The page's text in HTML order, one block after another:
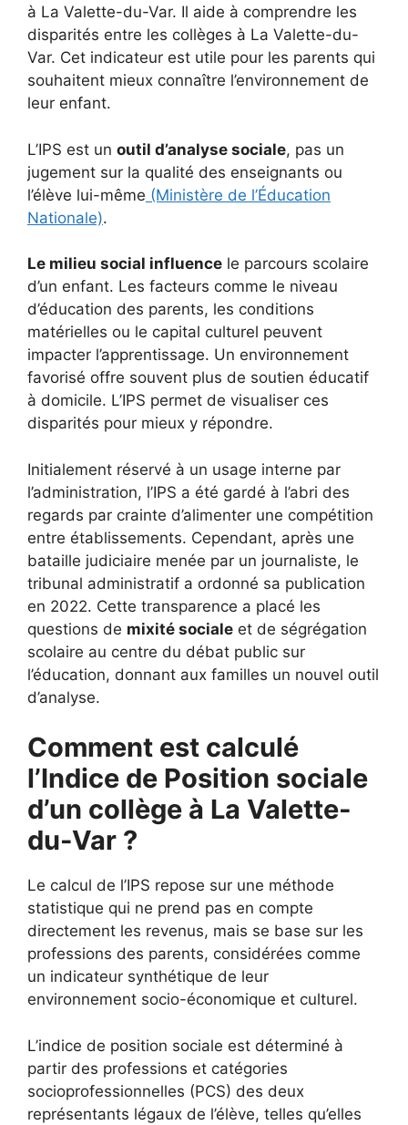
à La Valette-du-Var. Il aide à comprendre les
disparités entre les collèges à La Valette-du-
Var. Cet indicateur est utile pour les parents qui
souhaitent mieux connaître l’environnement de
leur enfant.
L’IPS est un outil d’analyse sociale, pas un
jugement sur la qualité des enseignants ou
l’élève lui-même (Ministère de l’Éducation
Nationale).
Le milieu social influence le parcours scolaire
d’un enfant. Les facteurs comme le niveau
d’éducation des parents, les conditions
matérielles ou le capital culturel peuvent
impacter l’apprentissage. Un environnement
favorisé offre souvent plus de soutien éducatif
à domicile. L’IPS permet de visualiser ces
disparités pour mieux y répondre.
Initialement réservé à un usage interne par
l’administration, l’IPS a été gardé à l’abri des
regards par crainte d’alimenter une compétition
entre établissements. Cependant, après une
bataille judiciaire menée par un journaliste, le
tribunal administratif a ordonné sa publication
en 2022. Cette transparence a placé les
questions de mixité sociale et de ségrégation
scolaire au centre du débat public sur
l’éducation, donnant aux familles un nouvel outil
d’analyse.
Comment est calculé
l’Indice de Position sociale
d’un collège à La Valette-
du-Var ?
Le calcul de l’IPS repose sur une méthode
statistique qui ne prend pas en compte
directement les revenus, mais se base sur les
professions des parents, considérées comme
un indicateur synthétique de leur
environnement socio-économique et culturel.
L’indice de position sociale est déterminé à
partir des professions et catégories
socioprofessionnelles (PCS) des deux
représentants légaux de l’élève, telles qu’elles